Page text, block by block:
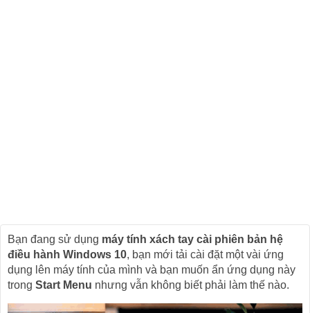
Bạn đang sử dụng máy tính xách tay cài phiên bản hệ
điều hành Windows 10, bạn mới tải cài đặt một vài ứng
dụng lên máy tính của mình và bạn muốn ẩn ứng dụng này
trong Start Menu nhưng vẫn không biết phải làm thế nào.